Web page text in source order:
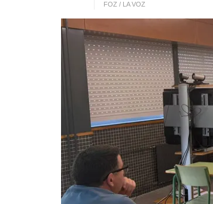
FOZ / LA VOZ